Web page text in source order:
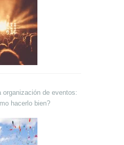
organización de eventos:
hacerlo bien?